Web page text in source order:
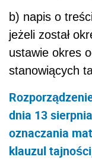
b) napis o
jeżeli został
ustawie okres
stanowiących
dnia 13
oznaczania
klauzul